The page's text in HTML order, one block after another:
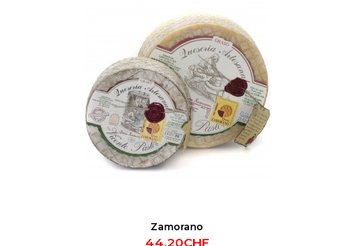
Zamorano
44,20CHF